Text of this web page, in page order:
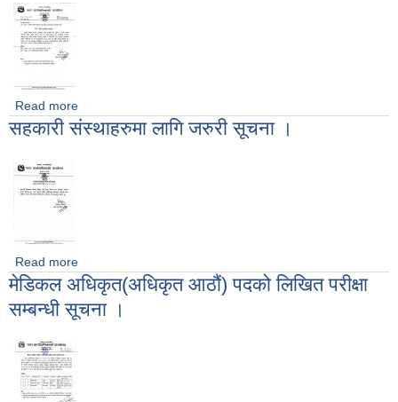
Read more
स्थानीय तहको नियमनमा रही देवदह नगरक्षेत्र भित्र संचालित सबै ।)
सहकारी संस्थाहरुमा लागि जरुरी सूचना ।
Read more
मेडिकल अधिकृत(अधिकृत आठौं) पदको लिखित परीक्षा
सम्बन्धी सूचना ।